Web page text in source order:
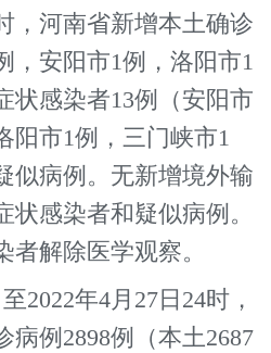
河南省新增本土确诊
，安阳市1例，洛阳市1
状感染者13例（安阳市
阳市1例，三门峡市1
似病例。无新增境外输
状感染者和疑似病例。
者解除医学观察。
年4月27日24时，
病例2898例（本土2687